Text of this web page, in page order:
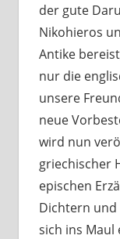
der gute
Nikohieros
Antike
nur die
unsere
neue
wird nun
griechischer
epischen
Dichtern und
sich ins Maul